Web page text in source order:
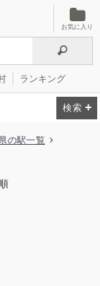
お気に入り
ランキング
の駅一覧